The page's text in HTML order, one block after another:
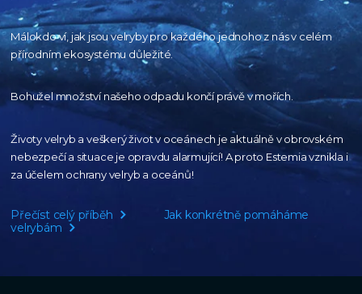
Málokdo ví, jak jsou velryby pro každéhojednoho z nás v celém
přírodnímekosystému důležité.
Bohužel množství našeho odpadu končí právě v mořích.
Životy velryb a veškerý život v oceánech je aktuálněv obrovském
nebezpečí a situace je opravdu alarmující! A proto Estemia vznikla i
za účelem ochrany velryb a oceánů!
Přečíst celý příběh
Jak konkrétně pomáháme
velrybám